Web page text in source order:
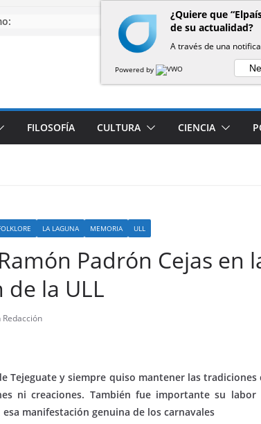
FILOSOFÍA CULTURA CIENCIA
LA LAGUNA MEMORIA ULL
Padrón Cejas en
de la ULL
Redacción
Tejeguate y siempre quiso mantener las tradiciones
ni creaciones. También fue importante su
esa manifestación genuina de los carnavales
¿Quiere que
de su actualidad?
A través de una
Powered by